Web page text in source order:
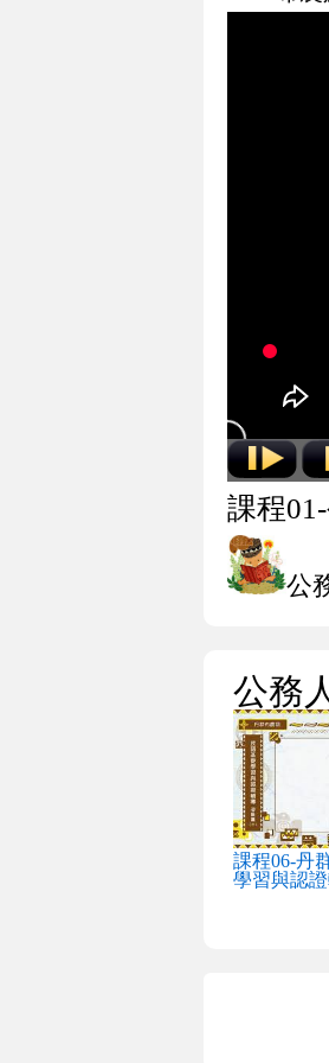
課程
公
公務
課程06-丹
學習與認